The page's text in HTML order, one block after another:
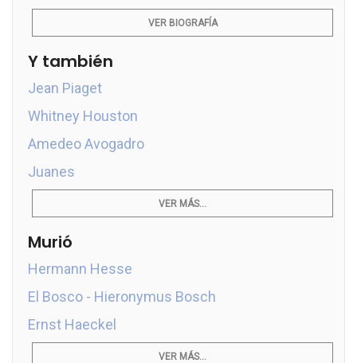
VER BIOGRAFÍA
Y también
Jean Piaget
Whitney Houston
Amedeo Avogadro
Juanes
VER MÁS...
Murió
Hermann Hesse
El Bosco - Hieronymus Bosch
Ernst Haeckel
VER MÁS...